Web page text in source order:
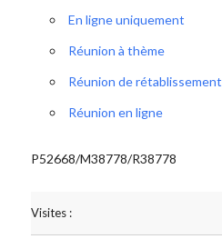
En ligne uniquement
Réunion à thème
Réunion de rétablissement
Réunion en ligne
P52668/M38778/R38778
Visites :